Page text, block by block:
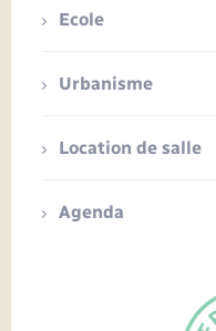
Ecole
Urbanisme
Location de salle
Agenda